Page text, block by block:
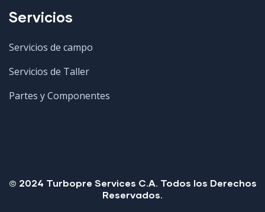
Servicios
Servicios de campo
Servicios de Taller
Partes y Componentes
© 2024 Turbopre Services C.A. Todos los Derechos
Reservados.